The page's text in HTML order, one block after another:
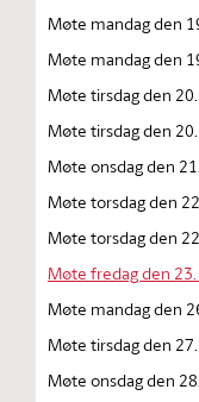
Møte mandag den
Møte mandag den
Møte tirsdag den
Møte tirsdag den
Møte onsdag den
Møte torsdag den
Møte torsdag den
Møte fredag den
Møte mandag den
Møte tirsdag den
Møte onsdag den